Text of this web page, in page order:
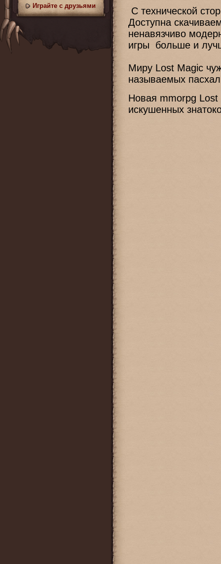
С технической
Доступна
ненавязчиво
игры больше и
Миру Lost Magic
называемых
Новая mmorpg
искушенных
Играйте с друзьями